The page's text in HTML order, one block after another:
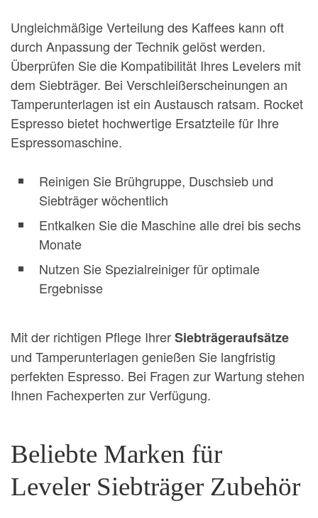
Ungleichmäßige Verteilung des Kaffees kann oft
durch Anpassung der Technik gelöst werden.
Überprüfen Sie die Kompatibilität Ihres Levelers mit
dem Siebträger. Bei Verschleißerscheinungen an
Tamperunterlagen ist ein Austausch ratsam. Rocket
Espresso bietet hochwertige Ersatzteile für Ihre
Espressomaschine.
Reinigen Sie Brühgruppe, Duschsieb und
Siebträger wöchentlich
Entkalken Sie die Maschine alle drei bis sechs
Monate
Nutzen Sie Spezialreiniger für optimale
Ergebnisse
Mit der richtigen Pflege IhrerSiebträgeraufsätze
und Tamperunterlagen genießen Sie langfristig
perfekten Espresso. Bei Fragen zur Wartung stehen
Ihnen Fachexperten zur Verfügung.
Beliebte Marken für
Leveler Siebträger Zubehör